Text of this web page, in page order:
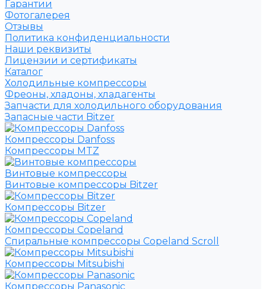
Гарантии
Фотогалерея
Отзывы
Политика конфиденциальности
Наши реквизиты
Лицензии и сертификаты
Каталог
Холодильные компрессоры
Фреоны, хладоны, хладагенты
Запчасти для холодильного оборудования
Запасные части Bitzer
Компрессоры Danfoss
Компрессоры MTZ
Винтовые компрессоры
Винтовые компрессоры Bitzer
Компрессоры Bitzer
Компрессоры Copeland
Спиральные компрессоры Copeland Scroll
Компрессоры Mitsubishi
Компрессоры Panasonic